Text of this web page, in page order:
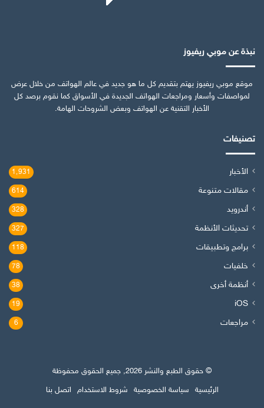
نبذة عن موبي ريفيوز
موقع موبي ريفيوز يهتم بتقديم كل ما هو جديد في عالم الهواتف من خلال عرض
لمواصفات وأسعار ومراجعات الهواتف الجديدة في الأسواق كما نقوم برصد كل
الأخبار التقنية عن الهواتف وبعض الشروحات الهامة.
تصنيفات
الأخبار 1٬931
مقالات متنوعة 614
أندرويد 328
تحديثات الأنظمة 327
برامج وتطبيقات 118
خلفيات 78
أنظمة أخرى 38
iOS
19
مراجعات 6
© حقوق الطبع والنشر 2026, جميع الحقوق محفوظة
الرئيسية
سياسة الخصوصية شروط الاستخدام اتصل بنا